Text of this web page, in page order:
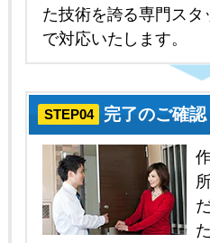
た技術を誇る専門ス
で対応いたします。
STEP04 完了のご確認